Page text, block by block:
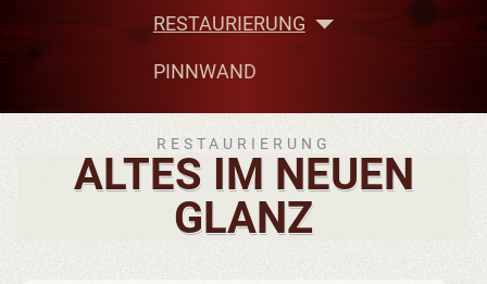
RESTAURIERUNG
PINNWAND
RESTAURIERUNG
ALTES IM NEUEN
GLANZ